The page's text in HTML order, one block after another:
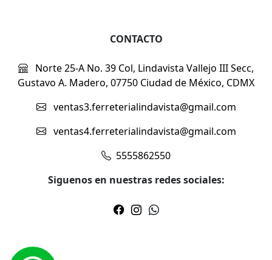
CONTACTO
Norte 25-A No. 39 Col, Lindavista Vallejo III Secc,
Gustavo A. Madero, 07750 Ciudad de México, CDMX
ventas3.ferreterialindavista@gmail.com
ventas4.ferreterialindavista@gmail.com
5555862550
Siguenos en nuestras redes sociales: